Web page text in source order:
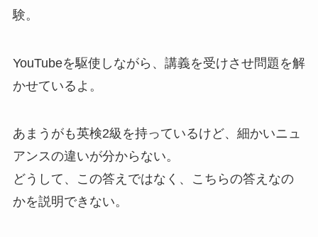
験。
YouTubeを駆使しながら、講義を受けさせ問題を解
かせているよ。
あまうがも英検2級を持っているけど、細かいニュ
アンスの違いが分からない。
どうして、この答えではなく、こちらの答えなの
かを説明できない。